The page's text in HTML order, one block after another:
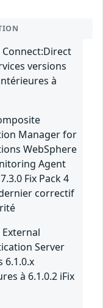
versions
à
Manager for
WebSphere
Agent
Fix Pack 4
correctif
Server
6.1.0.x
à 6.1.0.2 iFix